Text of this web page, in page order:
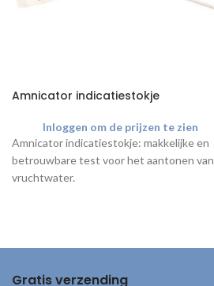
Amnicator indicatiestokje
Inloggen om de prijzen te zien
Amnicator indicatiestokje: makkelijke en
betrouwbare test voor het aantonen van
vruchtwater.
Gratis verzending